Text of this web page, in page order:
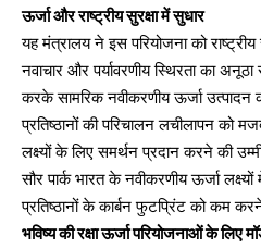
ऊर्जा और राष्ट्रीय सुरक्षा में सुधार
यह मंत्रालय ने इस परियोजना को राष्ट्रीय
नवाचार और पर्यावरणीय स्थिरता का
करके सामरिक नवीकरणीय ऊर्जा उत्पादन
प्रतिष्ठानों की परिचालन लचीलापन को
लक्ष्यों के लिए समर्थन प्रदान करने की
सौर पार्क भारत के नवीकरणीय ऊर्जा लक्ष्यों
प्रतिष्ठानों के कार्बन फुटप्रिंट को कम
भविष्य की रक्षा ऊर्जा परियोजनाओं के लिए